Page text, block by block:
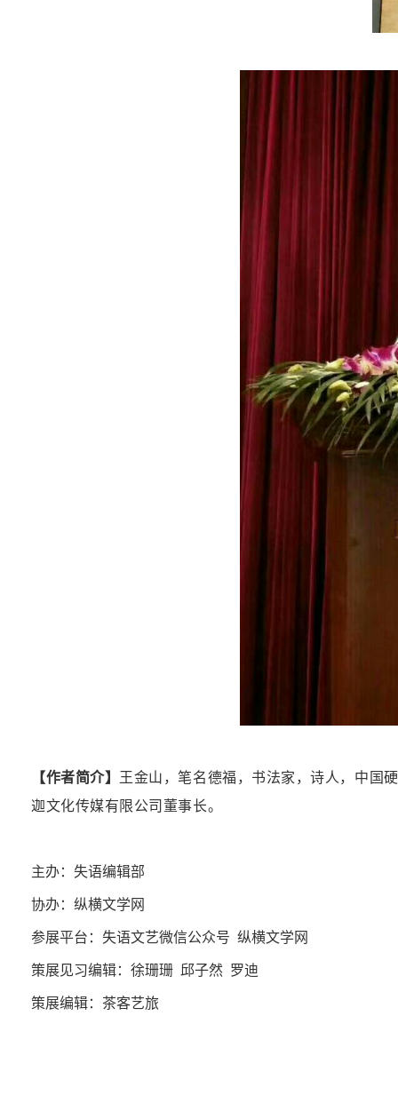
【作者简介】 王金山 ，笔名德福 ，书法家，诗人，中国
迦文化传媒有限公司董事长。
主办：失语编辑部
协办：纵横文学网
参展平台：失语文艺微信公众号 纵横文学网
策展见习编辑：徐珊珊 邱子然 罗迪
策展编辑：茶客艺旅